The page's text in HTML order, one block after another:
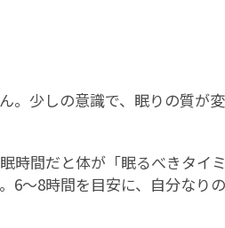
少しの意識で、眠りの質が変
時間だと体が「眠るべきタイ
〜8時間を目安に、自分なり